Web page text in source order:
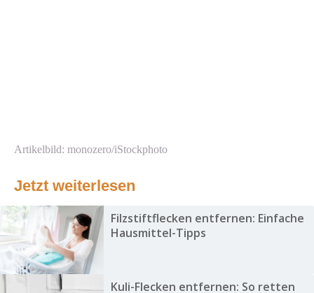
Artikelbild: monozero/iStockphoto
Jetzt weiterlesen
Filzstiftflecken entfernen: Einfache
Hausmittel-Tipps
Kuli-Flecken entfernen: So retten